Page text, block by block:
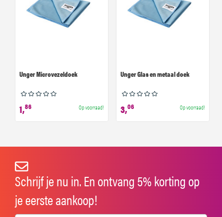
Unger Microvezeldoek
1,86 Op voorraad!
Unger Glas en metaal doek
3,06 Op voorraad!
Schrijf je nu in. En ontvang 5% korting op
je eerste aankoop!